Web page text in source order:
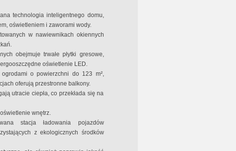
technologia inteligentnego domu,
oświetleniem i zaworami wody.
w nawiewnikach okiennych
obejmuje trwałe płytki gresowe,
oświetlenie LED.
o powierzchni do 123 m²,
oferują przestronne balkony.
utracie ciepła, co przekłada się na
wnętrz.
stacja ładowania pojazdów
z ekologicznych środków